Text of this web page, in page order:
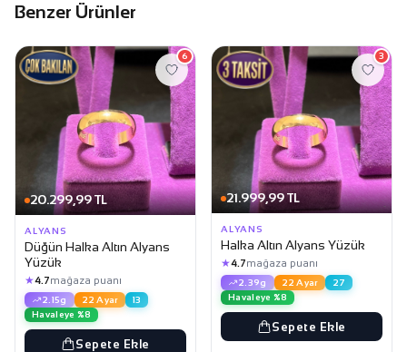
Benzer Ürünler
20.299,99 TL
6
ALYANS
Düğün Halka Altın Alyans
Yüzük
★4.7mağaza puanı
2.15g 22 Ayar
13
Havaleye %8
Sepete Ekle
21.999,99 TL
3
ALYANS
Halka Altın Alyans Yüzük
★4.7mağaza puanı
2.39g 22 Ayar
27
Havaleye %8
Sepete Ekle